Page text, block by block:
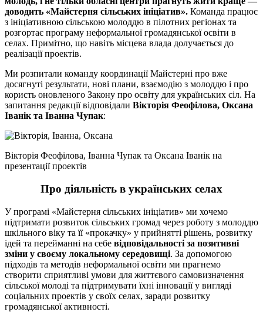
доводить «Майстерня сільських ініціатив». Команда працює
з ініціативною сільською молоддю в пілотних регіонах та
розгортає програму неформальної громадянської освіти в
селах. Примітно, що навіть місцева влада долучається до
реалізації проектів.
Ми розпитали команду координації Майстерні про вже
досягнуті результати, нові плани, взаємодію з молоддю і про
користь оновленого Закону про освіту для українських сіл. На
запитання редакції відповідали Вікторія Феофілова, Оксана
Іванік та Іванна Чупак:
Вікторія Феофілова, Іванна Чупак та Оксана Іванік на
презентації проектів
Про діяльність в українських селах
У програмі «Майстерня сільських ініціатив» ми хочемо
підтримати розвиток сільських громад через роботу з молоддю
шкільного віку та її «прокачку» у прийнятті рішень, розвитку
ідей та перейманні на себе відповідальності за позитивні
зміни у своєму локальному середовищі. За допомогою
підходів та методів неформальної освіти ми прагнемо
створити сприятливі умови для життєвого самовизначення
сільської молоді та підтримувати їхні інновації у вигляді
соціальних проектів у своїх селах, заради розвитку
громадянської активності.